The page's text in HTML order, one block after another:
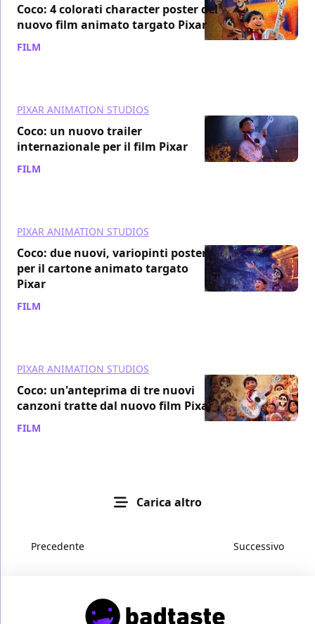
Coco: 4 colorati character poster del
nuovo film animato targato Pixar
FILM
PIXAR ANIMATION STUDIOS
Coco: un nuovo trailer
internazionale per il film Pixar
FILM
PIXAR ANIMATION STUDIOS
Coco: due nuovi, variopinti poster
per il cartone animato targato
Pixar
FILM
PIXAR ANIMATION STUDIOS
Coco: un'anteprima di tre nuovi
canzoni tratte dal nuovo film Pixar
FILM
Carica altro
Precedente Successivo